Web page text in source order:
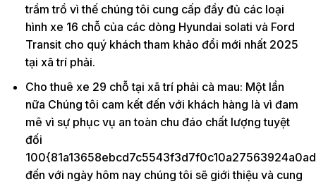
trầm trồ vì thế chúng tôi cung cấp đầy đủ các loại
hình xe 16 chỗ của các dòng Hyundai solati và Ford
Transit cho quý khách tham khảo đổi mới nhất 2025
tại xã trí phải.
Cho thuê xe 29 chỗ tại xã trí phải cà mau: Một lần
nữa Chúng tôi cam kết đến với khách hàng là vì đam
mê vì sự phục vụ an toàn chu đáo chất lượng tuyệt
đối
đến với ngày hôm nay chúng tôi sẽ giới thiệu và cung